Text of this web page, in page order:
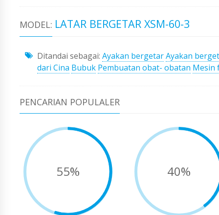
MODEL: LATAR BERGETAR XSM-60-3
Ditandai sebagai: Ayakan bergetarAyakan
dari Cina Bubuk Pembuatan obat- obatan Mesin
PENCARIAN POPULALER
55% 40%